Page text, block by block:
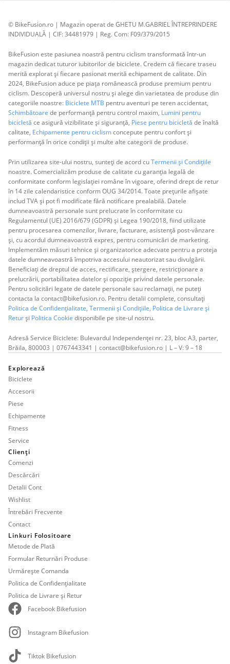
© BikeFusion.ro | Magazin operat de GHETU M.GABRIEL ÎNTREPRINDERE
INDIVIDUALĂ | CIF: 34481979 | Reg. Com: F09/379/2015
BikeFusion este pasiunea noastră pentru ciclism transformată într-un
magazin dedicat tuturor iubitorilor de biciclete. Credem că fiecare traseu
merită explorat și fiecare pasionat merită echipament de calitate. Din
2024, BikeFusion aduce pe piața românească produse premium pentru
ciclism. Descoperă universul nostru și alege din varietatea de produse din
categoriile noastre: Biciclete MTB pentru aventuri pe teren accidentat,
Schimbătoare de performanță pentru control maxim, Lumini pentru
bicicletă ce asigură vizibilitate și siguranță, Piese pentru bicicletă de înaltă
calitate, Echipamente pentru ciclismconcepute pentru confort și
performanță în orice condiții și multe alte categorii de produse.
Prin utilizarea site-ului nostru, sunteți de acord cuTermenii și Condițiile
noastre. Comercializăm produse de calitate cu garanția legală de
conformitate conform legislației române în vigoare, oferind drept de retur
în 14 zile calendaristice conform OUG 34/2014. Toate prețurile afișate
includ TVA și pot fi modificate fără notificare prealabilă. Datele
dumneavoastră personale sunt prelucrate în conformitate cu
Regulamentul (UE) 2016/679 (GDPR) și Legea 190/2018, fiind utilizate
pentru procesarea comenzilor, livrare, facturare, asistență post-vânzare
și, cu acordul dumneavoastră expres, pentru comunicări de marketing.
Implementăm măsuri tehnice și organizatorice adecvate pentru a proteja
datele dumneavoastră împotriva accesului neautorizat sau divulgării.
Beneficiați de dreptul de acces, rectificare, ștergere, restricționare a
prelucrării, portabilitatea datelor și opoziție privind datele personale.
Pentru solicitări legate de datele personale sau reclamații, ne puteți
contacta la contact@bikefusion.ro. Pentru detalii complete, consultați
Politica de Confidențialitate, Termenii și Condițiile, Politica de Livrare și
Returși Politica Cookie disponibile pe site-ul nostru.
Adresă Service Biciclete: Bulevardul Independenței nr. 23, bloc A3, parter,
Brăila, 800003 | 0767443341 | contact@bikefusion.ro | L – V: 9 – 18
Explorează
Biciclete
Accesorii
Piese
Echipamente
Fitness
Service
Clienți
Comenzi
Descărcări
Detalii Cont
Wishlist
Întrebări Frecvente
Contact
Linkuri Folositoare
Metode de Plată
Formular Returnări Produse
Urmărește Comanda
Politica de Confidențialitate
Politica de Livrare și Retur
Facebook Bikefusion
Instagram Bikefusion
Tiktok Bikefusion